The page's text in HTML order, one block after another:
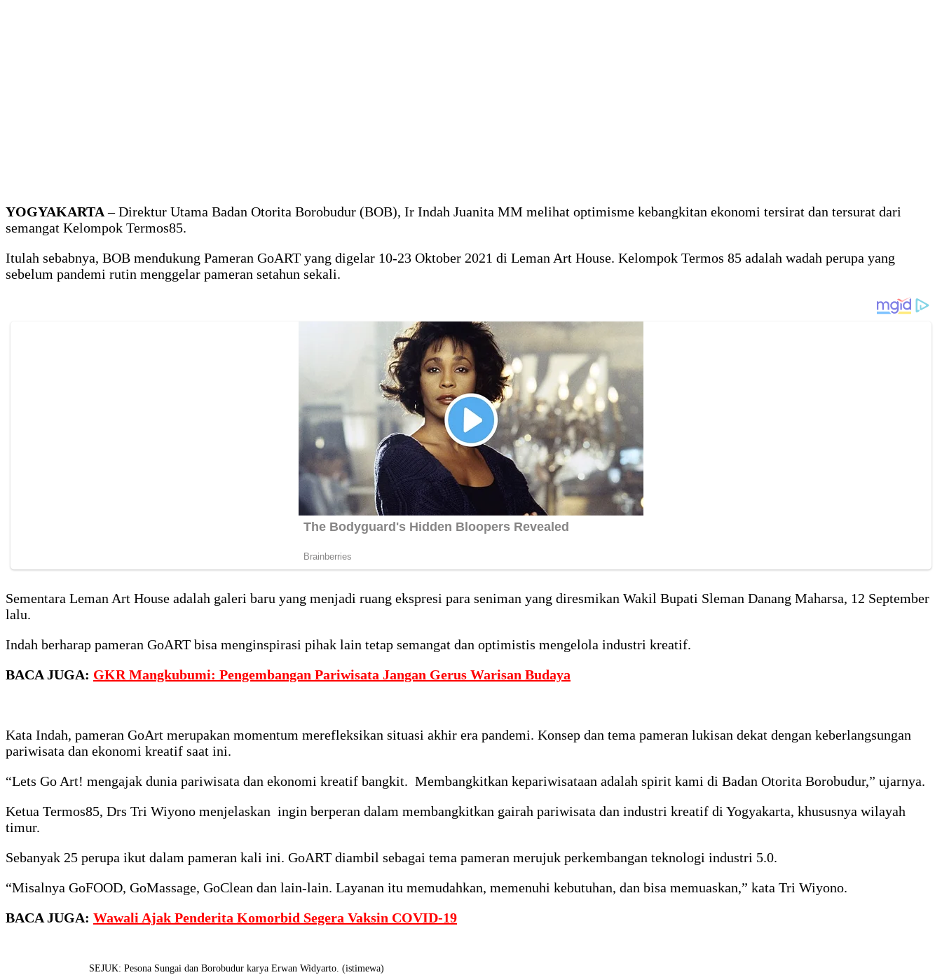
YOGYAKARTA– Direktur Utama Badan Otorita Borobudur (BOB), Ir Indah Juanita MM melihat optimisme kebangkitan ekonomi tersirat dan tersurat dari
semangat Kelompok Termos85.
Itulah sebabnya, BOB mendukung Pameran GoART yang digelar 10-23 Oktober 2021 di Leman Art House. Kelompok Termos 85 adalah wadah perupa yang
sebelum pandemi rutin menggelar pameran setahun sekali.
Sementara Leman Art House adalah galeri baru yang menjadi ruang ekspresi para seniman yang diresmikan Wakil Bupati Sleman Danang Maharsa, 12 September
lalu.
Indah berharap pameran GoART bisa menginspirasi pihak lain tetap semangat dan optimistis mengelola industri kreatif.
BACA JUGA: GKR Mangkubumi: Pengembangan Pariwisata Jangan Gerus Warisan Budaya
Kata Indah, pameran GoArt merupakan momentum merefleksikan situasi akhir era pandemi. Konsep dan tema pameran lukisan dekat dengan keberlangsungan
pariwisata dan ekonomi kreatif saat ini.
“Lets Go Art! mengajak dunia pariwisata dan ekonomi kreatif bangkit. Membangkitkan kepariwisataan adalah spirit kami di Badan Otorita Borobudur,” ujarnya.
Ketua Termos85, Drs Tri Wiyono menjelaskan ingin berperan dalam membangkitkan gairah pariwisata dan industri kreatif di Yogyakarta, khususnya wilayah
timur.
Sebanyak 25 perupa ikut dalam pameran kali ini. GoART diambil sebagai tema pameran merujuk perkembangan teknologi industri 5.0.
“Misalnya GoFOOD, GoMassage, GoClean dan lain-lain. Layanan itu memudahkan, memenuhi kebutuhan, dan bisa memuaskan,” kata Tri Wiyono.
BACA JUGA: Wawali Ajak Penderita Komorbid Segera Vaksin COVID-19
SEJUK: Pesona Sungai dan Borobudur karya Erwan Widyarto. (istimewa)